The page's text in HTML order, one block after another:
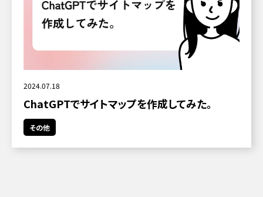
2024.07.18
ChatGPTでサイトマップを作成してみた。
その他